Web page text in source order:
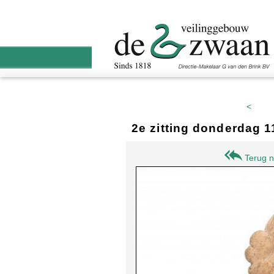
<
2e zitting donderdag
Terug